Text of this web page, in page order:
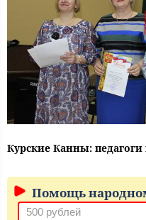
Курские Канны:
Помощь